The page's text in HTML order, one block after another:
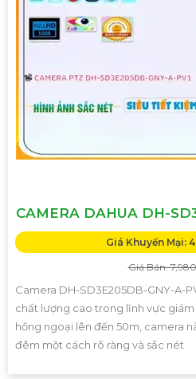
CAMERA DAHUA DH-
Giá Khuyến Mại:
Giá Bán:
Camera DH-SD3E205DB-GNY-A-
chất lượng cao trong lĩnh vực
hồng ngoại lên đến 50m, camera
đêm một cách rõ ràng và sắc nét